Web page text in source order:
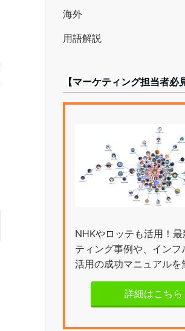
海外
用語解説
【マーケティング担当者必
NHKやロッテも活用！
ティング事例や、インフ
活用の成功マニュアルを
詳細はこちら